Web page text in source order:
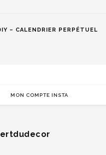
– CALENDRIER PERPÉTUEL
MON COMPTE INSTA